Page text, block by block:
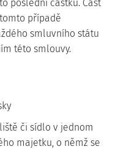
poslední částku. Část
případě
smluvního státu
této smlouvy.
či sídlo v jednom
majetku, o němž se